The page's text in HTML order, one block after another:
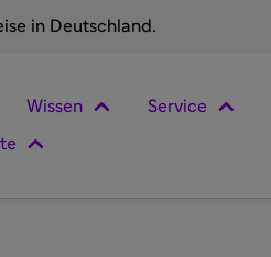
in Deutschland.
Wissen Service